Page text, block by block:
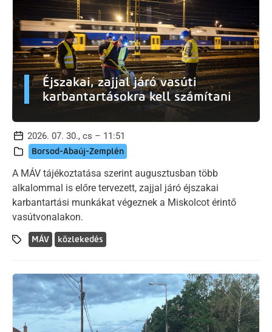
Éjszakai, zajjal járó vasúti
karbantartásokra kell számítani
2026. 07. 30., cs – 11:51
Borsod-Abaúj-Zemplén
A MÁV tájékoztatása szerint augusztusban több
alkalommal is előre tervezett, zajjal járó éjszakai
karbantartási munkákat végeznek a Miskolcot érintő
vasútvonalakon.
MÁV közlekedés